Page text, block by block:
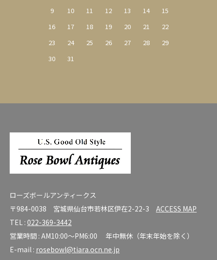
9
10 11 12 13 14
15
16
17 18 19 20 21
22
23
24 25 26 27 28
29
30
31
ローズボールアンティークス
〒984-0038 宮城県仙台市若林区伊在2-22-3 ACCESS MAP
TEL : 022-369-3442
営業時間 : AM10:00～PM6:00 年中無休（年末年始を除く）
E-mail : rosebowl@tiara.ocn.ne.jp